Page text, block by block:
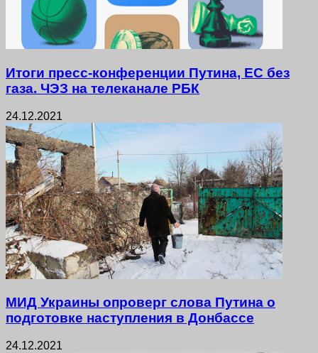
Итоги пресс-конференции Путина, ЕС без
газа. ЧЭЗ на телеканале РБК
24.12.2021
МИД Украины опроверг слова Путина о
подготовке наступления в Донбассе
24.12.2021